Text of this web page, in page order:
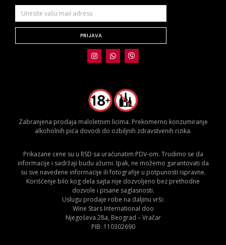
PRIJAVA
Zabranjena prodaja maloletnim licima. Prekomerno konzumiranje
alkoholnih pića dovodi do ozbiljnih zdravstvenih rizika.
Prikazane cene su u RSD sa uračunatim PDV-om. Trudimo se da
informacije i sadržaji budu ažurni. Ipak, ne možemo garantovati da
su sve navedene informacije ili fotografije u potpunosti ispravne.
Korišćenje bilo kog dela sajta nije dozvoljeno bez prethodne
dozvole i pisane saglasnosti.
Uslugu prodaje robe na daljinu vrši:
Wine Stars International doo
Njegoševa 28a, Beograd – Vračar
PIB: 110302690